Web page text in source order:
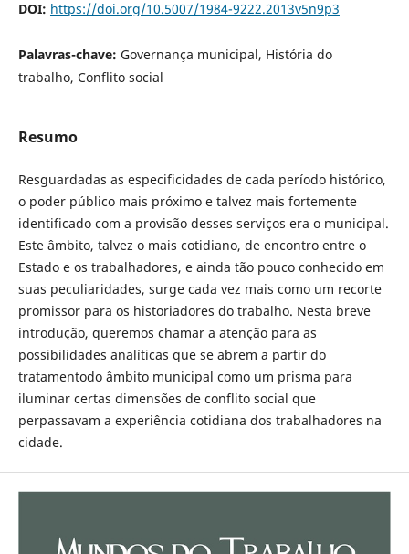
DOI: https://doi.org/10.5007/1984-9222.2013v5n9p3
Palavras-chave: Governança municipal, História do
trabalho, Conflito social
Resumo
Resguardadas as especificidades de cada período histórico,
o poder público mais próximo e talvez mais fortemente
identificado com a provisão desses serviços era o municipal.
Este âmbito, talvez o mais cotidiano, de encontro entre o
Estado e os trabalhadores, e ainda tão pouco conhecido em
suas peculiaridades, surge cada vez mais como um recorte
promissor para os historiadores do trabalho. Nesta breve
introdução, queremos chamar a atenção para as
possibilidades analíticas que se abrem a partir do
tratamentodo âmbito municipal como um prisma para
iluminar certas dimensões de conflito social que
perpassavam a experiência cotidiana dos trabalhadores na
cidade.